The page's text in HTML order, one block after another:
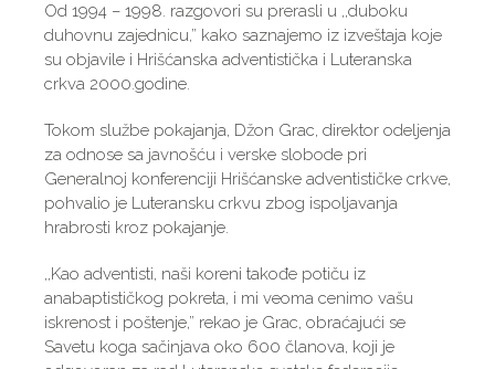
Od 1994 – 1998. razgovori su prerasli u ,,duboku
duhovnu zajednicu,” kako saznajemo iz izveštaja koje
su objavile i Hrišćanska adventistička i Luteranska
crkva 2000.godine.
Tokom službe pokajanja, Džon Grac, direktor odeljenja
za odnose sa javnošću i verske slobode pri
Generalnoj konferenciji Hrišćanske adventističke crkve,
pohvalio je Luteransku crkvu zbog ispoljavanja
hrabrosti kroz pokajanje.
,,Kao adventisti, naši koreni takođe potiču iz
anabaptističkog pokreta, i mi veoma cenimo vašu
iskrenost i poštenje,” rekao je Grac, obraćajući se
Savetu koga sačinjava oko 600 članova, koji je